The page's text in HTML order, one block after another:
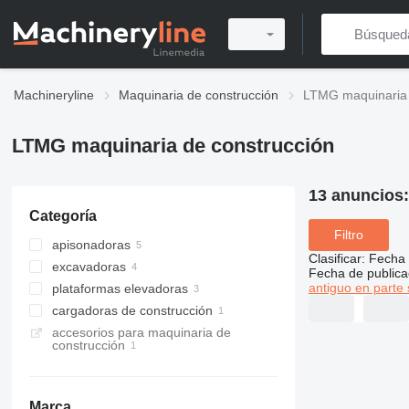
Machineryline Maquinaria de construcción LTMG
LTMG maquinaria de construcción
Categoría
apisonadoras
compactadores manuales
excavadoras
miniexcavadoras
excavadoras de cadenas
plataformas elevadoras
plataformas de tijera
plataformas articuladas
cargadoras de construcción
minicargadoras
accesorios para maquinaria de
construcción
13 anuncios:
Filtro
Clasificar: Fecha
Fecha de
antiguo en parte